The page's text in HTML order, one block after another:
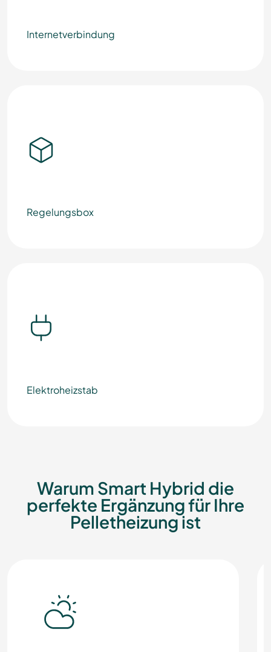
Internet­verbindung
Regelungsbox
Elektroheizstab
Warum Smart Hybrid die
perfekte Ergänzung für Ihre
Pelletheizung ist